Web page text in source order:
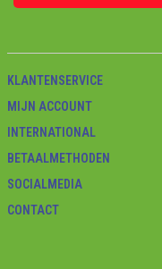
KLANTENSERVICE
MIJN ACCOUNT
INTERNATIONAL
BETAALMETHODEN
SOCIALMEDIA
CONTACT